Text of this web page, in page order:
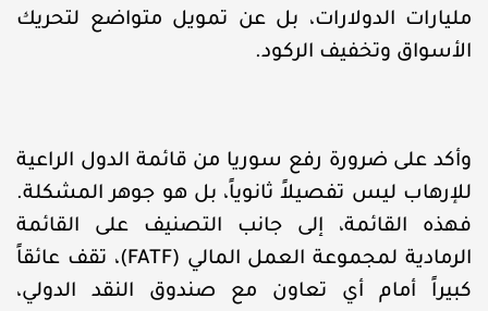
مليارات الدولارات، بل عن تمويل متواضع لتحريك
الأسواق وتخفيف الركود.
وأكد على ضرورة رفع سوريا من قائمة الدول الراعية
للإرهاب ليس تفصيلاً ثانوياً، بل هو جوهر المشكلة.
فهذه القائمة، إلى جانب التصنيف على القائمة
الرمادية لمجموعة العمل المالي (FATF)، تقف عائقاً
كبيراً أمام أي تعاون مع صندوق النقد الدولي،